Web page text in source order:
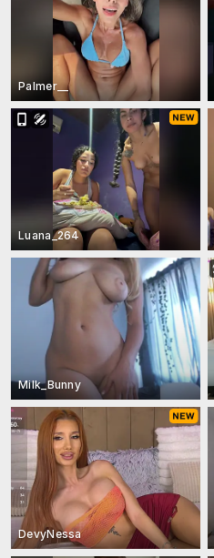
Palmer__
Luana_264
Milk_Bunny
DevyNessa